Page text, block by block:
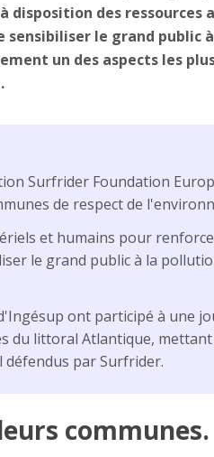
disposition des ressources
sensibiliser le grand public
un des aspects les
Surfrider Foundation
de respect de
et humains pour
le grand public à la
ont participé à une
du littoral Atlantique,
par Surfrider.
communes.